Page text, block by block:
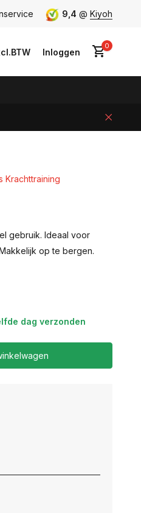
9,4 @ Kiyoh
BTW Inloggen
0
Krachttraining
gebruik. Ideaal voor
op te bergen.
dag verzonden